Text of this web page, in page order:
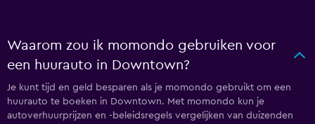
Waarom zou ik momondo gebruiken voor
een huurauto in Downtown?
Je kunt tijd en geld besparen als je momondo gebruikt om een
huurauto te boeken in Downtown. Met momondo kun je
autoverhuurprijzen en -beleidsregels vergelijken van duizenden